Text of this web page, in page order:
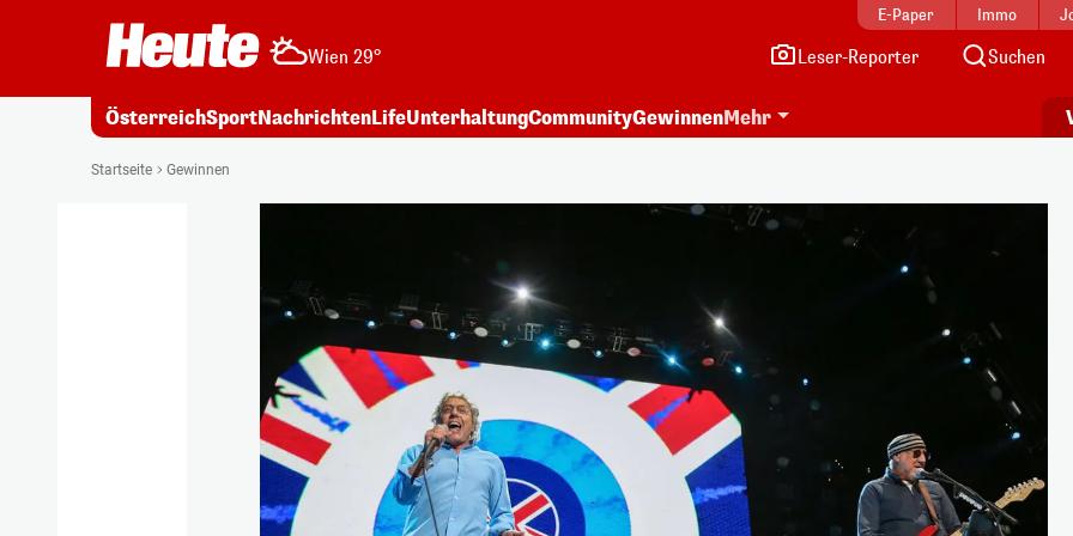
E-Paper Immo
Wien 29° Leser-Reporter Suchen
ÖsterreichSportNachrichtenLifeUnterhaltungCommunityGewinnenMehr
Startseite Gewinnen